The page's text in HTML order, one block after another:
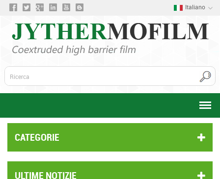
Italiano
CATEGORIE
ULTIME NOTIZIE